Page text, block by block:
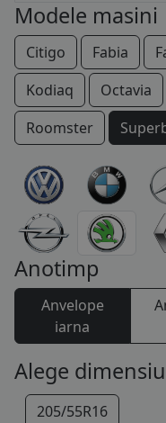
BLOG
B2B -
CONT
Modele masini
Citigo Fabia
Kodiaq
Octavia
Roomster
Anotimp
Anvelope
iarna
Alege
205/55R16